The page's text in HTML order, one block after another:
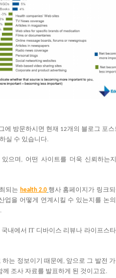
에 방문하시면 현재 12개의 블로그 포스
실 수 있습니다.
있으며 , 어떤 사이트를 더욱 신뢰하는
되는 health 2.0 행사 홈페이지가 링크
업을 어떻게 연계시킬 수 있는지를 논
.
내에서 IT 디바이스 리뷰나 라이프스
하는 정보이기 때문에 , 앞으로 그 발전
께 조사 자료를 발표하게 된 것이고요.